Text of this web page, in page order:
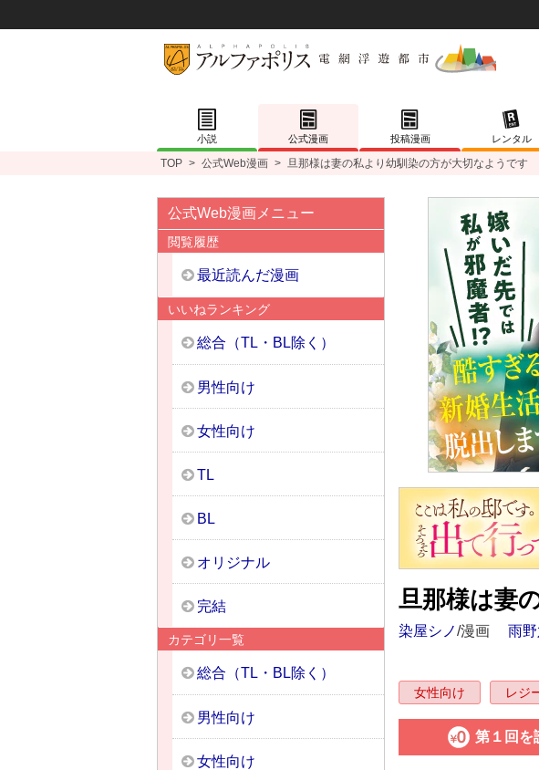
小説 公式漫画 投稿漫画 レンタル
TOP > 公式Web漫画 > 旦那様は妻の私より幼馴染の方が大切なようです
旦那様は妻
染屋シノ/漫画 雨野
女性向け レジ
第１回を
公式Web漫画メニュー
閲覧履歴
最近読んだ漫画
いいねランキング
総合（TL・BL除く）
男性向け
女性向け
TL
BL
オリジナル
完結
カテゴリ一覧
総合（TL・BL除く）
男性向け
女性向け